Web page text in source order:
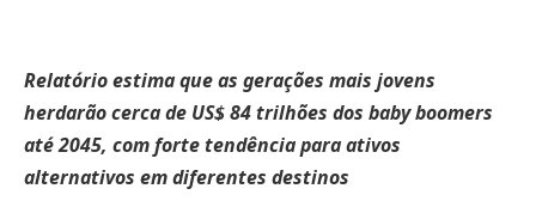
Relatório estima que as gerações mais jovens
herdarão cerca de US$ 84 trilhões dos baby boomers
até 2045, com forte tendência para ativos
alternativos em diferentes destinos